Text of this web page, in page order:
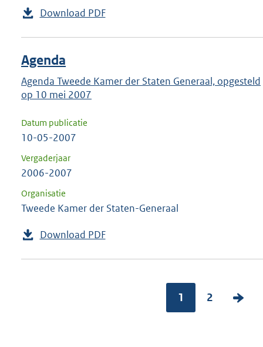
Download PDF
Agenda
Agenda Tweede Kamer der Staten Generaal, opgesteld
op 10 mei 2007
Datum publicatie
10-05-2007
Vergaderjaar
2006-2007
Organisatie
Tweede Kamer der Staten-Generaal
Download PDF
1 2
V